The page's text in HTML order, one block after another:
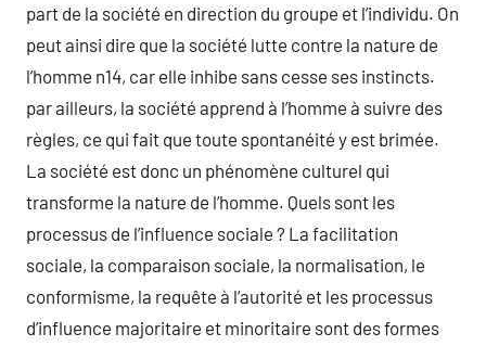
part de la société en direction du groupe et l’individu. On
peut ainsi dire que la société lutte contre la nature de
l’homme n14, car elle inhibe sans cesse ses instincts.
par ailleurs, la société apprend à l’homme à suivre des
règles, ce qui fait que toute spontanéité y est brimée.
La société est donc un phénomène culturel qui
transforme la nature de l’homme. Quels sont les
processus de l’influence sociale ? La facilitation
sociale, la comparaison sociale, la normalisation, le
conformisme, la requête à l’autorité et les processus
d’influence majoritaire et minoritaire sont des formes